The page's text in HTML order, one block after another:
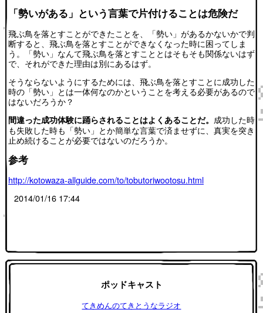
「勢いがある」という言葉で片付けることは危険だ
飛ぶ鳥を落とすことができたことを、「勢い」があるかないかで判
断すると、飛ぶ鳥を落とすことができなくなった時に困ってしま
う。「勢い」なんて飛ぶ鳥を落とすこととはそもそも関係ないはず
で、それができた理由は別にあるはず。
そうならないようにするためには、飛ぶ鳥を落とすことに成功した
時の「勢い」とは一体何なのかということを考える必要があるので
はないだろうか？
間違った成功体験に踊らされることはよくあることだ。 成功した時
も失敗した時も「勢い」とか簡単な言葉で済ませずに、真実を突き
止め続けることが必要ではないのだろうか。
参考
http://kotowaza-allguide.com/to/tobutoriwootosu.html
2014/01/16 17:44
ポッドキャスト
てきめんのてきとうなラジオ